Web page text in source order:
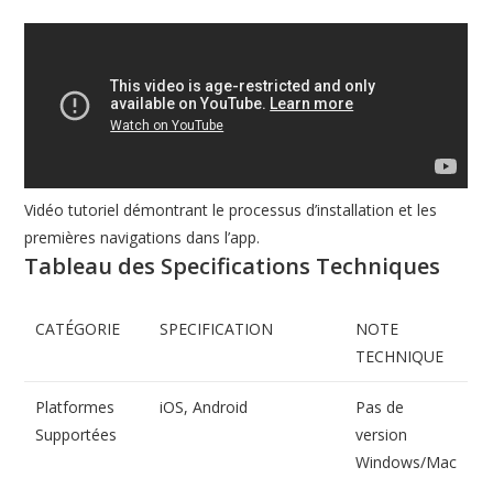
Vidéo tutoriel démontrant le processus d’installation et les
premières navigations dans l’app.
Tableau des Specifications Techniques
CATÉGORIE SPECIFICATION
NOTE
TECHNIQUE
Platformes
Supportées
iOS, Android
Pas de
version
Windows/Mac